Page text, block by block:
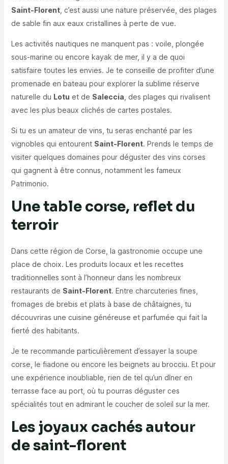
Saint-Florent, c’est aussi une nature préservée, des plages
de sable fin aux eaux cristallines à perte de vue.
Les activités nautiques ne manquent pas : voile, plongée
sous-marine ou encore kayak de mer, il y a de quoi
satisfaire toutes les envies. Je te conseille de profiter d’une
promenade en bateau pour explorer la sublime réserve
naturelle du Lotu et de Saleccia , des plages qui rivalisent
avec les plus beaux clichés de cartes postales.
Si tu es un amateur de vins, tu seras enchanté par les
vignobles qui entourent Saint-Florent. Prends le temps de
visiter quelques domaines pour déguster des vins corses
qui gagnent à être connus, notamment les fameux
Patrimonio.
Une table corse, reflet du
terroir
Dans cette région de Corse, la gastronomie occupe une
place de choix. Les produits locaux et les recettes
traditionnelles sont à l’honneur dans les nombreux
restaurants de Saint-Florent. Entre charcuteries fines,
fromages de brebis et plats à base de châtaignes, tu
découvriras une cuisine généreuse et parfumée qui fait la
fierté des habitants.
Je te recommande particulièrement d’essayer la soupe
corse, le fiadone ou encore les beignets au brocciu. Et pour
une expérience inoubliable, rien de tel qu’un dîner en
terrasse face au port, où tu pourras déguster ces
spécialités tout en admirant le coucher de soleil sur la mer.
Les joyaux cachés autour
desaint-florent